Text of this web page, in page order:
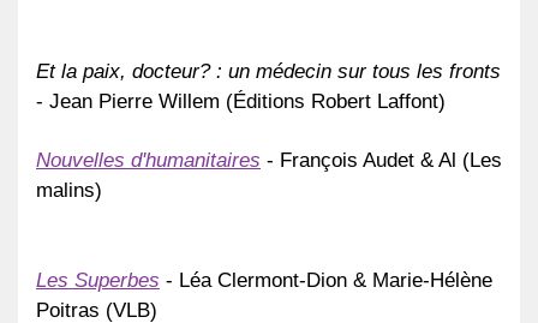
- Jean Pierre Willem (Éditions Robert Laffont)
Nouvelles d'humanitaires - François Audet & Al (Les
malins)
Les Superbes - Léa Clermont-Dion & Marie-Hélène
Poitras (VLB)